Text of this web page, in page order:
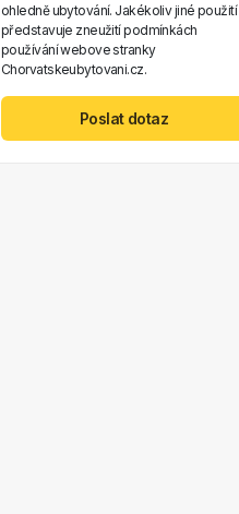
ohledně ubytování. Jakékoliv jiné použití
představuje zneužití podmínkách
používání webove stranky
Chorvatskeubytovani.cz.
Poslat dotaz